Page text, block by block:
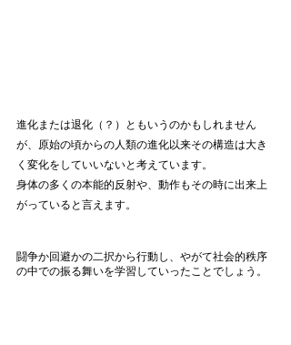
進化または退化（？）ともいうのかもしれません
が、原始の頃からの人類の進化以来その構造は大き
く変化をしていいないと考えています。
身体の多くの本能的反射や、動作もその時に出来上
がっていると言えます。
闘争か回避かの二択から行動し、やがて社会的秩序
の中での振る舞いを学習していったことでしょう。